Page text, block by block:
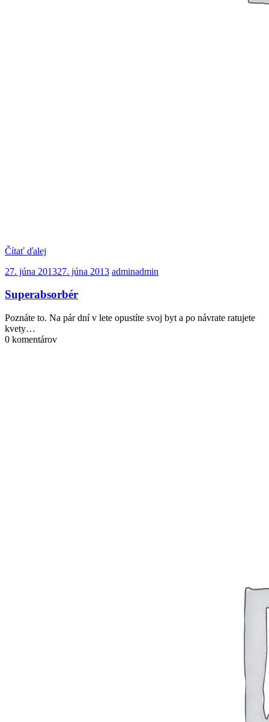
Čítať ďalej
27. júna 201327. júna 2013 adminadmin
Superabsorbér
Poznáte to. Na pár dní v lete opustíte svoj byt a po návrate ratujete
kvety…
0 komentárov